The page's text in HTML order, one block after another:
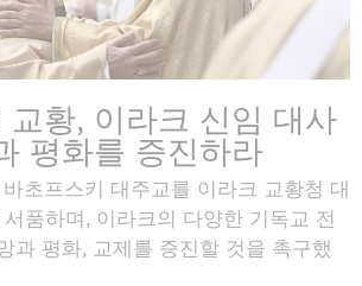
교황, 이라크 신임 대사
평화를 증진하라
초프스키 대주교를 이라크 교황청 대
품하며, 이라크의 다양한 기독교 전
과 평화, 교제를 증진할 것을 촉구했